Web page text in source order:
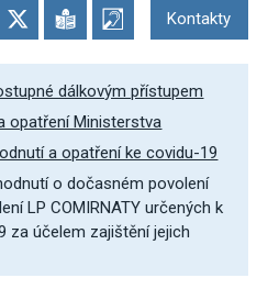
Kontakty
dálkovým přístupem
opatření Ministerstva
a opatření ke covidu-19
o dočasném povolení
LP COMIRNATY určených k
za účelem zajištění jejich